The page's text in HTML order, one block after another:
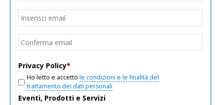
Email
Privacy Policy*
Ho letto e accetto le condizioni e le finalità del
trattamento dei dati personali
Eventi, Prodotti e Servizi